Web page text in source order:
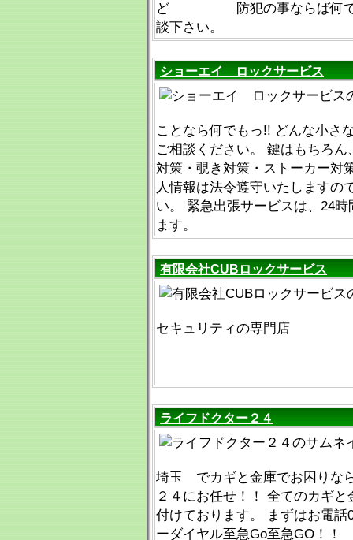
ど 防犯の事ならば何で
談下さい。
ショーエイ ロックサービス
ことなら何でもっ!! どんな小さ
ご相談ください。 鍵はもちろん
対策・覗き対策・ストーカー対
人情報は法令遵守いたしますの
い。 緊急出張サービスは、24
ます。
有限会社CUBロックサービス
セキュリティの専門店
ライフドクター２４
埼玉 でカギと金庫でお困りな
２４にお任せ！！ 全てのカギ
付けております。 まずはお電話
ーダイヤル至急Go至急GO！！